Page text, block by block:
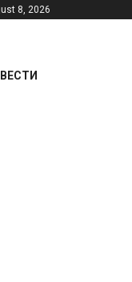
8, 2026